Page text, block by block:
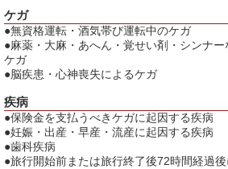
ケガ
●無資格運転・酒気帯び運転中のケガ
●麻薬・大麻・あへん・覚せい剤・シンナ
ケガ
●脳疾患・心神喪失によるケガ
疾病
●保険金を支払うべきケガに起因する疾病
●妊娠・出産・早産・流産に起因する疾病
●歯科疾病
●旅行開始前または旅行終了後72時間経過